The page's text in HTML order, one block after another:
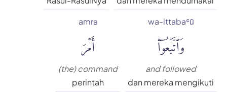
wa-ittabaʿū
وَٱتَّبَعُوٓا۟
and followed
dan mereka mengikuti
amra
أَمْرَ
(the) command
perintah